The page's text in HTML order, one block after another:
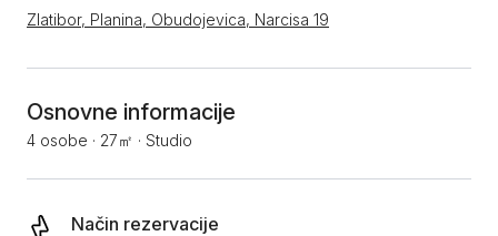
Zlatibor, Planina, Obudojevica, Narcisa 19
Osnovne informacije
4 osobe · 27㎡ · Studio
Način rezervacije